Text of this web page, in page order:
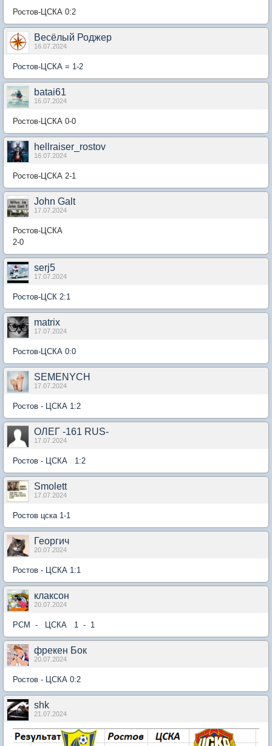
Ростов-ЦСКА 0:2
Весёлый Роджер
16.07.2024
Ростов-ЦСКА = 1-2
batai61
16.07.2024
Ростов-ЦСКА 0-0
hellraiser_rostov
16.07.2024
Ростов-ЦСКА 2-1
John Galt
17.07.2024
Ростов-ЦСКА
2-0
serj5
17.07.2024
Ростов-ЦСК 2:1
matrix
17.07.2024
Ростов-ЦСКА 0:0
SEMENYCH
17.07.2024
Ростов - ЦСКА 1:2
ОЛЕГ -161 RUS-
17.07.2024
Ростов - ЦСКА 1:2
Smolett
17.07.2024
Ростов цска 1-1
Георгич
20.07.2024
Ростов - ЦСКА 1:1
клаксон
20.07.2024
РСМ - ЦСКА 1 - 1
фрекен Бок
20.07.2024
Ростов - ЦСКА 0:2
shk
21.07.2024